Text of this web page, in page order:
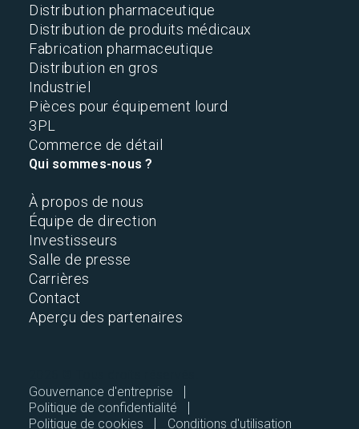
Distribution pharmaceutique
Distribution de produits médicaux
Fabrication pharmaceutique
Distribution en gros
Industriel
Pièces pour équipement lourd
3PL
Commerce de détail
Qui sommes-nous ?
À propos de nous
Équipe de direction
Investisseurs
Salle de presse
Carrières
Contact
Aperçu des partenaires
Gouvernance d'entreprise
Politique de confidentialité
Politique de cookies
Conditions d'utilisation